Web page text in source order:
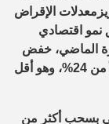
معدلات الإقراض
نمو اقتصادي
، خفض
24% ، وهو أقل
بسحب أكثر من